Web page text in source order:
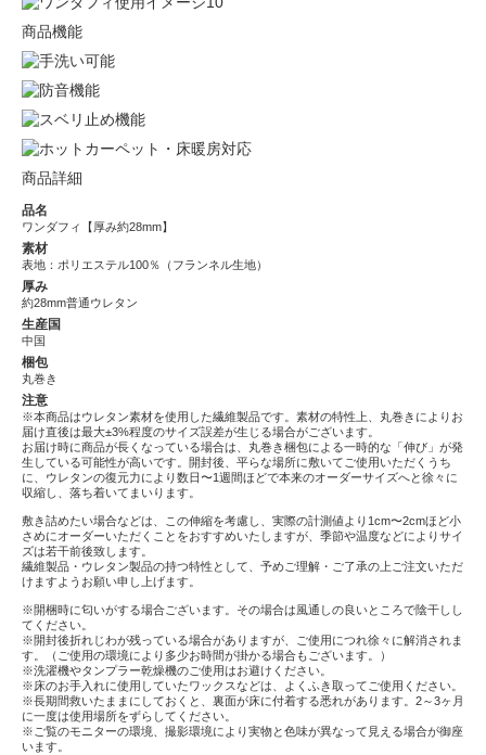
商品機能
商品詳細
品名
ワンダフィ【厚み約28mm】
素材
表地：ポリエステル100％（フランネル生地）
厚み
約28mm普通ウレタン
生産国
中国
梱包
丸巻き
注意
※本商品はウレタン素材を使用した繊維製品です。素材の特性上、丸巻きによりお
届け直後は最大±3%程度のサイズ誤差が生じる場合がございます。
お届け時に商品が長くなっている場合は、丸巻き梱包による一時的な「伸び」が発
生している可能性が高いです。開封後、平らな場所に敷いてご使用いただくうち
に、ウレタンの復元力により数日〜1週間ほどで本来のオーダーサイズへと徐々に
収縮し、落ち着いてまいります。
敷き詰めたい場合などは、この伸縮を考慮し、実際の計測値より1cm〜2cmほど小
さめにオーダーいただくことをおすすめいたしますが、季節や温度などによりサイ
ズは若干前後致します。
繊維製品・ウレタン製品の持つ特性として、予めご理解・ご了承の上ご注文いただ
けますようお願い申し上げます。
※開梱時に匂いがする場合ございます。その場合は風通しの良いところで陰干しし
てください。
※開封後折れじわが残っている場合がありますが、ご使用につれ徐々に解消されま
す。（ご使用の環境により多少お時間が掛かる場合もございます。）
※洗濯機やタンプラー乾燥機のご使用はお避けください。
※床のお手入れに使用していたワックスなどは、よくふき取ってご使用ください。
※長期間救いたままにしておくと、裏面が床に付着する悉れがあります。2～3ヶ月
に一度は使用場所をずらしてください。
※ご覧のモニターの環境、撮影環境により実物と色味が異なって見える場合が御座
います。